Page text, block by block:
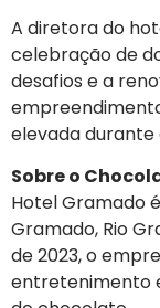
A diretora do
celebração de
desafios e a
elevada
Sobre o
Hotel Gramado
Gramado, Rio
de 2023, o
entretenimento